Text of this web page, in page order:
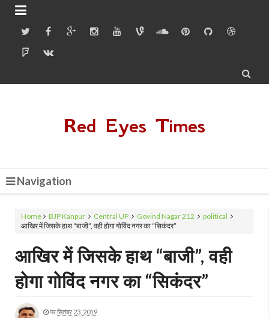


Red Eyes Times
Navigation
Home BJP Kanpur Central UP Govind Nagar 212
political
आखिर में जिसके हाथ “बाजी”, वही होगा गोविंद नगर का “सिकंदर”
आखिर में जिसके हाथ “बाजी”, वही
होगा गोविंद नगर का “सिकंदर”
परसितंबर 23, 2019